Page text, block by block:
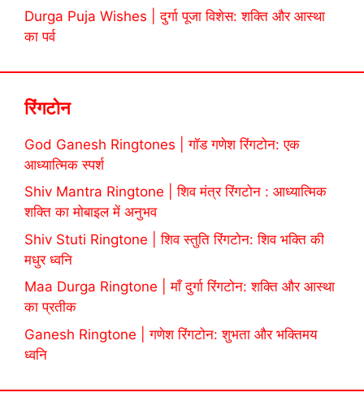
Durga Puja Wishes | दुर्गा पूजा विशेस: शक्ति और आस्था
का पर्व
रिंगटोन
God Ganesh Ringtones | गॉड गणेश रिंगटोन: एक
आध्यात्मिक स्पर्श
Shiv Mantra Ringtone | शिव मंत्र रिंगटोन : आध्यात्मिक
शक्ति का मोबाइल में अनुभव
Shiv Stuti Ringtone | शिव स्तुति रिंगटोन: शिव भक्ति की
मधुर ध्वनि
Maa Durga Ringtone | माँ दुर्गा रिंगटोन: शक्ति और आस्था
का प्रतीक
Ganesh Ringtone | गणेश रिंगटोन: शुभता और भक्तिमय
ध्वनि